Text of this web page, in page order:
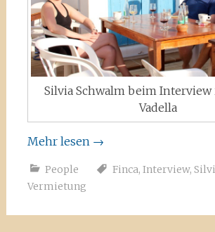
Silvia Schwalm beim Interview
Vadella
Mehr lesen →
People Finca, Interview,
Vermietung